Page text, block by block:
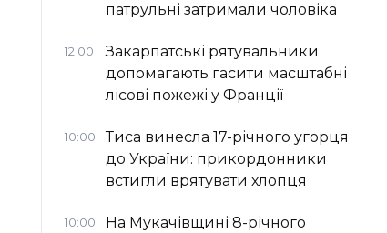
патрульні затримали чоловіка
12:00
Закарпатські рятувальники
допомагають гасити масштабні
лісові пожежі у Франції
10:00
Тиса винесла 17-річного угорця
до України: прикордонники
встигли врятувати хлопця
10:00
На Мукачівщині 8-річного